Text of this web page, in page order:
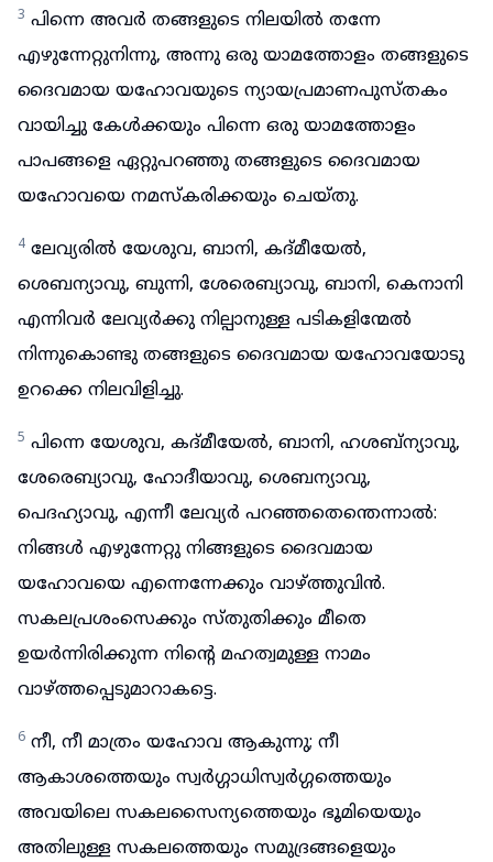
3 പിന്നെ അവർ തങ്ങളുടെ നിലയിൽ തന്നേ
എഴുന്നേറ്റുനിന്നു, അന്നു ഒരു യാമത്തോളം തങ്ങളുടെ
ദൈവമായ യഹോവയുടെ ന്യായപ്രമാണപുസ്തകം
വായിച്ചു കേൾക്കയും പിന്നെ ഒരു യാമത്തോളം
പാപങ്ങളെ ഏറ്റുപറഞ്ഞു തങ്ങളുടെ ദൈവമായ
യഹോവയെ നമസ്കരിക്കയും ചെയ്തു.
4 ലേവ്യരിൽ യേശുവ, ബാനി, കദ്മീയേൽ,
ശെബന്യാവു, ബുന്നി, ശേരെബ്യാവു, ബാനി, കെനാനി
എന്നിവർ ലേവ്യർക്കു നില്പാനുള്ള പടികളിന്മേൽ
നിന്നുകൊണ്ടു തങ്ങളുടെ ദൈവമായ യഹോവയോടു
ഉറക്കെ നിലവിളിച്ചു.
5 പിന്നെ യേശുവ, കദ്മീയേൽ, ബാനി, ഹശബ്ന്യാവു,
ശേരെബ്യാവു, ഹോദീയാവു, ശെബന്യാവു,
പെദഹ്യാവു, എന്നീ ലേവ്യർ പറഞ്ഞതെന്തെന്നാൽ:
നിങ്ങൾ എഴുന്നേറ്റു നിങ്ങളുടെ ദൈവമായ
യഹോവയെ എന്നെന്നേക്കും വാഴ്ത്തുവിൻ.
സകലപ്രശംസെക്കും സ്തുതിക്കും മീതെ
ഉയർന്നിരിക്കുന്ന നിന്റെ മഹത്വമുള്ള നാമം
വാഴ്ത്തപ്പെടുമാറാകട്ടെ.
6 നീ, നീ മാത്രം യഹോവ ആകുന്നു; നീ
ആകാശത്തെയും സ്വർഗ്ഗാധിസ്വർഗ്ഗത്തെയും
അവയിലെ സകലസൈന്യത്തെയും ഭൂമിയെയും
അതിലുള്ള സകലത്തെയും സമുദ്രങ്ങളെയും